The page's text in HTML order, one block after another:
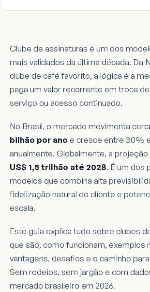
Clube de assinaturas é um dos
mais validados da última década. Da
clube de café favorito, a lógica é a
paga um valor recorrente em troca
serviço ou acesso continuado.
No Brasil, o mercado movimenta
bilhão por ano e cresce entre 30%
anualmente. Globalmente, a
US$ 1,5 trilhão até 2028. É um dos
modelos que combina alta
fidelização natural do cliente e
escala.
Este guia explica tudo sobre clubes
que são, como funcionam, exemplos
vantagens, desafios e o caminho
Sem rodeios, sem jargão e com
mercado brasileiro em 2026.